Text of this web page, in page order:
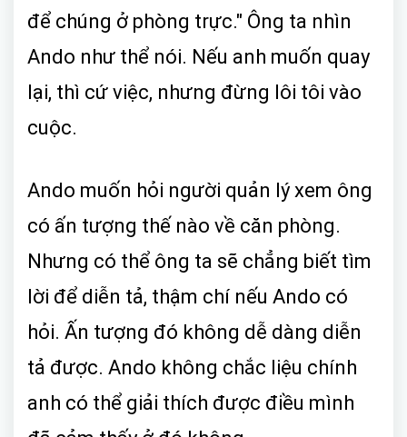
để chúng ở phòng trực." Ông ta nhìn
Ando như thể nói. Nếu anh muốn quay
lại, thì cứ việc, nhưng đừng lôi tôi vào
cuộc.
Ando muốn hỏi người quản lý xem ông
có ấn tượng thế nào về căn phòng.
Nhưng có thể ông ta sẽ chẳng biết tìm
lời để diễn tả, thậm chí nếu Ando có
hỏi. Ấn tượng đó không dễ dàng diễn
tả được. Ando không chắc liệu chính
anh có thể giải thích được điều mình